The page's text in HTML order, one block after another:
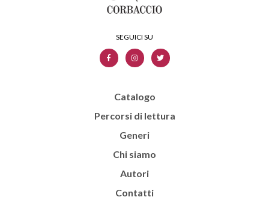
Catalogo
Percorsi di lettura
Generi
Chi siamo
Autori
Contatti